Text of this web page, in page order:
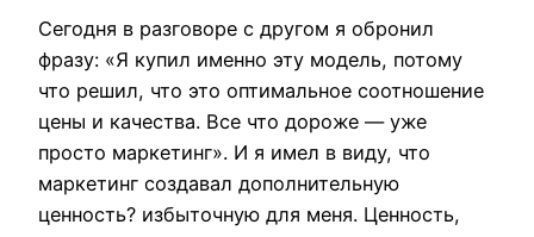
Сегодня в разговоре с другом я обронил
фразу: «Я купил именно эту модель, потому
что решил, что это оптимальное соотношение
цены и качества. Все что дороже — уже
просто маркетинг». И я имел в виду, что
маркетинг создавал дополнительную
ценность? избыточную для меня. Ценность,